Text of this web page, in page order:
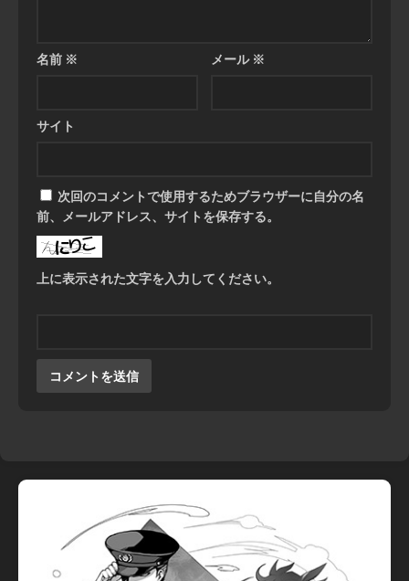
名前 ※ メール※
サイト
次回のコメントで使用するためブラウザーに自分の名
前、メールアドレス、サイトを保存する。
上に表示された文字を入力してください。